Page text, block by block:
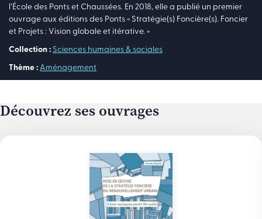
l’École des Ponts et Chaussées. En 2018, elle a publié un premier
ouvrage aux éditions des Ponts « Stratégie(s) Foncière(s). Foncier
et Projets : Vision globale et itérative. »
Collection : Sciences humaines & sociales
Thème : Aménagement
Découvrez ses ouvrages